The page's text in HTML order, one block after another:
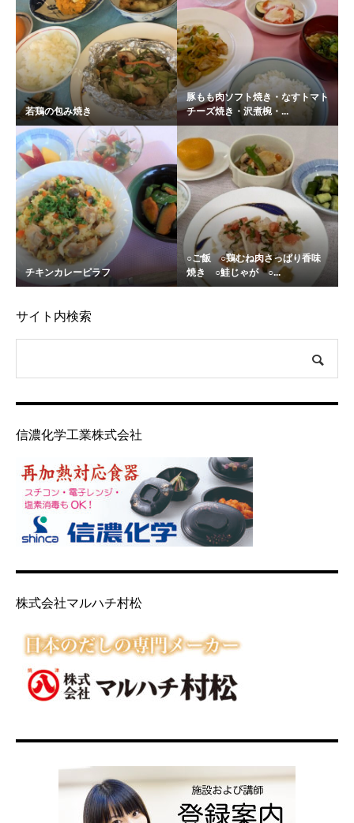
若鶏の包み焼き
豚もも肉ソフト焼き・なすトマト
チーズ焼き・沢煮椀・...
チキンカレーピラフ
○ご飯 ○鶏むね肉さっぱり香味
焼き ○鮭じゃが ○...
サイト内検索
信濃化学工業株式会社
株式会社マルハチ村松